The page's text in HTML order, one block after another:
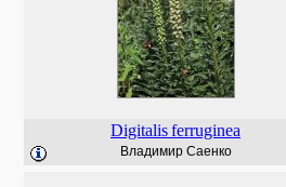
Digitalisferruginea
Владимир Саенко